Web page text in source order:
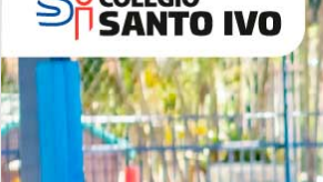
Lista de vídeos